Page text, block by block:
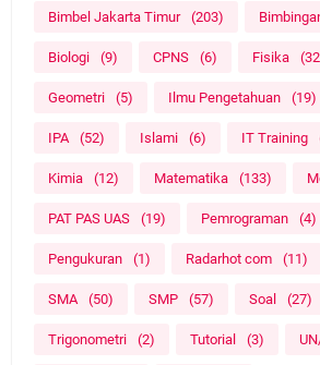
Bimbel Jakarta Timur (203)
Biologi (9) CPNS (6) Fisika
Geometri (5) Ilmu Pengetahuan (19)
IPA (52) Islami (6) IT Training
Kimia (12) Matematika (133)
PAT PAS UAS (19) Pemrograman (4)
Pengukuran (1) Radarhot com (11)
SMA (50) SMP (57) Soal (27)
Trigonometri (2) Tutorial (3)